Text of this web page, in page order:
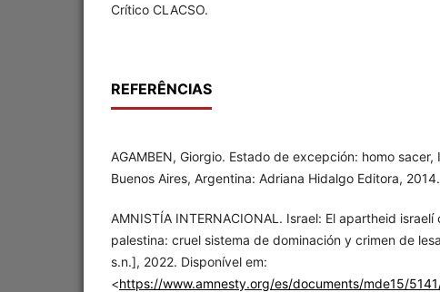
Crítico CLACSO.
REFERÊNCIAS
AGAMBEN, Giorgio. Estado de excepción: homo sacer,
Buenos Aires, Argentina: Adriana Hidalgo Editora, 2014.
AMNISTÍA INTERNACIONAL. Israel: El apartheid
palestina: cruel sistema de dominación y crimen de
s.n.], 2022. Disponível em:
<https://www.amnesty.org/es/documents/mde15/